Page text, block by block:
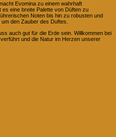
Evomina zu einem wahrhaft
eine breite Palette von Düften zu
Noten bis hin zu robusten und
den Zauber des Duftes.
auch gut für die Erde sein. Willkommen bei
und die Natur im Herzen unserer